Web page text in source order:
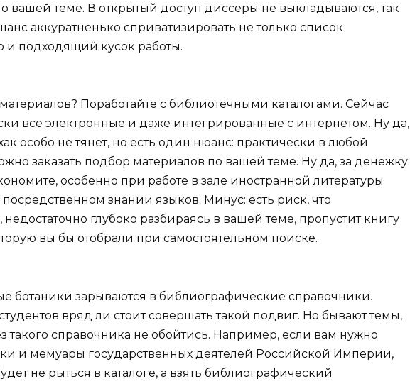
вашей теме. В открытый доступ диссеры не выкладываются, так
аккуратненько сприватизировать не только список
и подходящий кусок работы.
Поработайте с библиотечными каталогами. Сейчас
все электронные и даже интегрированные с интернетом. Ну да,
особо не тянет, но есть один нюанс: практически в любой
заказать подбор материалов по вашей теме. Ну да, за денежку.
особенно при работе в зале иностранной литературы
знании языков. Минус: есть риск, что
глубоко разбираясь в вашей теме, пропустит книгу
вы бы отобрали при самостоятельном поиске.
ботаники зарываются в библиографические справочники.
вряд ли стоит совершать такой подвиг. Но бывают темы,
такого справочника не обойтись. Например, если вам нужно
и мемуары государственных деятелей Российской Империи,
не рыться в каталоге, а взять библиографический